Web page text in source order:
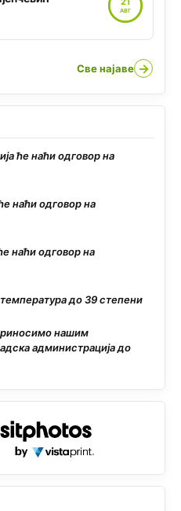
АВГ
Све најаве →
ће наћи одговор на
наћи одговор на
наћи одговор на
до 39 степени
нашим
администрација до